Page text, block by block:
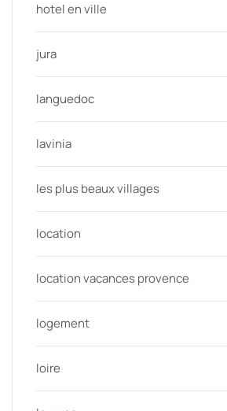
hotel en ville
jura
languedoc
lavinia
les plus beaux villages
location
location vacances provence
logement
loire